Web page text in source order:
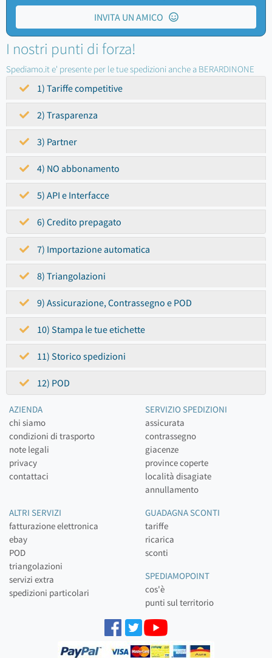
INVITA UN AMICO
I nostri punti di forza!
Spediamo.it e' presente per le tue spedizioni anche a BERARDINONE
1) Tariffe competitive
2) Trasparenza
3) Partner
4) NO abbonamento
5) API e Interfacce
6) Credito prepagato
7) Importazione automatica
8) Triangolazioni
9) Assicurazione, Contrassegno e POD
10) Stampa le tue etichette
11) Storico spedizioni
12) POD
AZIENDA
chi siamo
condizioni di trasporto
note legali
privacy
contattaci
SERVIZIO SPEDIZIONI
assicurata
contrassegno
giacenze
province coperte
località disagiate
annullamento
ALTRI SERVIZI
fatturazione elettronica
ebay
POD
triangolazioni
servizi extra
spedizioni particolari
GUADAGNA SCONTI
tariffe
ricarica
sconti
SPEDIAMOPOINT
cos'è
punti sul territorio